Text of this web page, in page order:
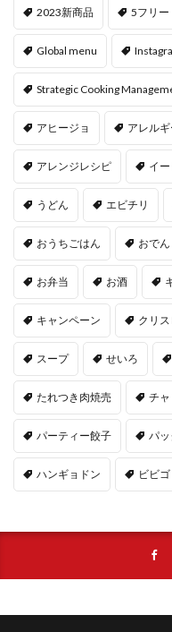
2023新商品 5フリー
Global menu
Strategic Cooking
アヒージョ アレルギ
アレンジレシピ イ
うどん エビチリ
おうちごはん おでん
お弁当 お酒
キャンペーン クリ
スープ せいろ
たれつき肉焼売 チ
パーティー餃子 パ
ハンギョドン ビビゴ